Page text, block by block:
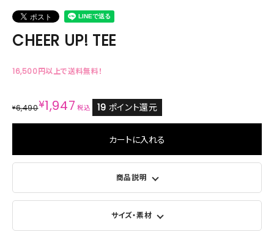
CHEER UP! TEE
16,500円以上で送料無料！
¥6,490¥1,947 税込 19 ポイント還元
カートに入れる
商品説明
サイズ・素材